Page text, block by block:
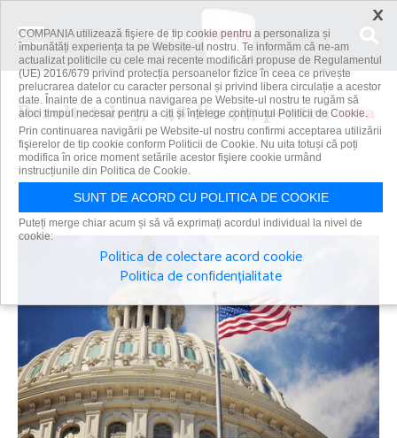
Rezultatele 37 - 48 din 487 pentrucasa
Caută
×
COMPANIA utilizează fişiere de tip cookie pentru a personaliza și
îmbunătăți experiența ta pe Website-ul nostru. Te informăm că ne-am
actualizat politicile cu cele mai recente modificări propuse de Regulamentul
(UE) 2016/679 privind protecția persoanelor fizice în ceea ce privește
prelucrarea datelor cu caracter personal și privind libera circulație a acestor
date. Înainte de a continua navigarea pe Website-ul nostru te rugăm să
aloci timpul necesar pentru a citi și înțelege conținutul Politicii de Cookie.
Prin continuarea navigării pe Website-ul nostru confirmi acceptarea utilizării
fişierelor de tip cookie conform Politicii de Cookie. Nu uita totuși că poți
modifica în orice moment setările acestor fişiere cookie urmând
instrucțiunile din Politica de Cookie.
SUNT DE ACORD CU POLITICA DE COOKIE
Puteți merge chiar acum și să vă exprimați acordul individual la nivel de
cookie:
Politica de colectare acord cookie
Politica de confidențialitate